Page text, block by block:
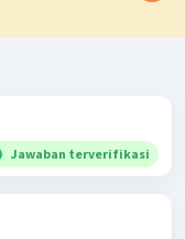
Jawaban terverifikasi